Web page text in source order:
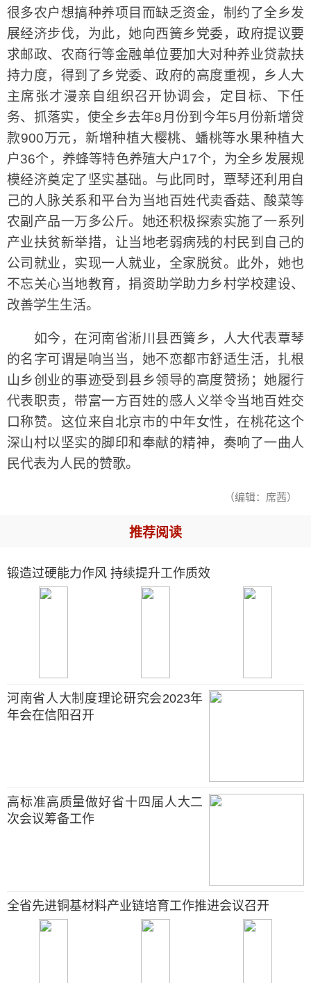
很多农户想搞种养项目而缺乏资金，制约了全乡发
展经济步伐，为此，她向西簧乡党委，政府提议要
求邮政、农商行等金融单位要加大对种养业贷款扶
持力度，得到了乡党委、政府的高度重视，乡人大
主席张才漫亲自组织召开协调会，定目标、下任
务、抓落实，使全乡去年8月份到今年5月份新增贷
款900万元，新增种植大樱桃、蟠桃等水果种植大
户36个，养蜂等特色养殖大户17个，为全乡发展规
模经济奠定了坚实基础。与此同时，覃琴还利用自
己的人脉关系和平台为当地百姓代卖香菇、酸菜等
农副产品一万多公斤。她还积极探索实施了一系列
产业扶贫新举措，让当地老弱病残的村民到自己的
公司就业，实现一人就业，全家脱贫。此外，她也
不忘关心当地教育，捐资助学助力乡村学校建设、
改善学生生活。
如今，在河南省淅川县西簧乡，人大代表覃琴
的名字可谓是响当当，她不恋都市舒适生活，扎根
山乡创业的事迹受到县乡领导的高度赞扬；她履行
代表职责，带富一方百姓的感人义举令当地百姓交
口称赞。这位来自北京市的中年女性，在桃花这个
深山村以坚实的脚印和奉献的精神，奏响了一曲人
民代表为人民的赞歌。
（编辑：席茜）
推荐阅读
锻造过硬能力作风 持续提升工作质效
河南省人大制度理论研究会2023年
年会在信阳召开
高标准高质量做好省十四届人大二
次会议筹备工作
全省先进铜基材料产业链培育工作推进会议召开